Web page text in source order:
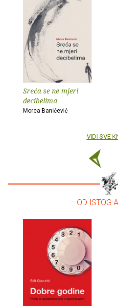
Sreća se ne mjeri
decibelima
Morea Banićević
VIDI SVE
– OD ISTOG